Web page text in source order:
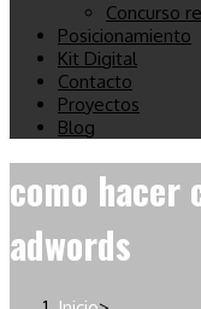
Concurso
Posicionamiento
Kit Digital
Contacto
Proyectos
Blog
como hacer
adwords